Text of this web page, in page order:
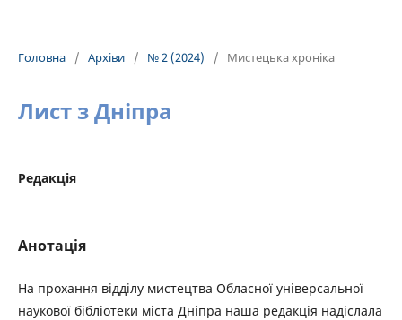
Головна / Архіви / № 2 (2024) / Мистецька хроніка
Лист з Дніпра
Редакція
Анотація
На прохання відділу мистецтва Обласної універсальної
наукової бібліотеки міста Дніпра наша редакція надіслала